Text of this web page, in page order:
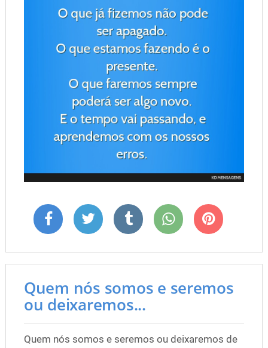
Quem nós somos e seremos
ou deixaremos...
Quem nós somos e seremos ou deixaremos de